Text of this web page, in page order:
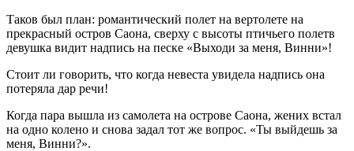
Таков был план: романтический полет на вертолете на
прекрасный остров Саона, сверху с высоты птичьего полетв
девушка видит надпись на песке «Выходи за меня, Винни»!
Стоит ли говорить, что когда невеста увидела надпись она
потеряла дар речи!
Когда пара вышла из самолета на острове Саона, жених встал
на одно колено и снова задал тот же вопрос. «Ты выйдешь за
меня, Винни?».